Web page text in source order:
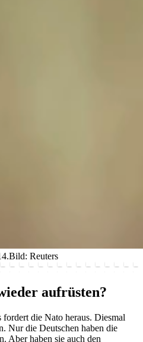
Bild: Reuters
aufrüsten?
die Nato heraus. Diesmal
Nur die Deutschen haben die
Aber haben sie auch den